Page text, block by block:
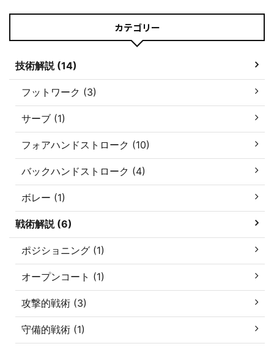
カテゴリー
技術解説 (14)
フットワーク (3)
サーブ (1)
フォアハンドストローク (10)
バックハンドストローク (4)
ボレー (1)
戦術解説 (6)
ポジショニング (1)
オープンコート (1)
攻撃的戦術 (3)
守備的戦術 (1)